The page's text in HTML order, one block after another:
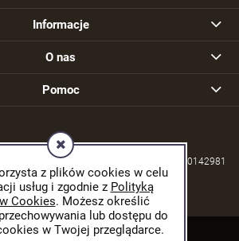
z plików cookies w celu
usług i zgodnie z Polityką
Cookies. Możesz określić
lub dostępu do
w Twojej przeglądarce.
Informacje
O nas
Pomoc
Drelów | NIP: 5380004253 | REGON: 030142981